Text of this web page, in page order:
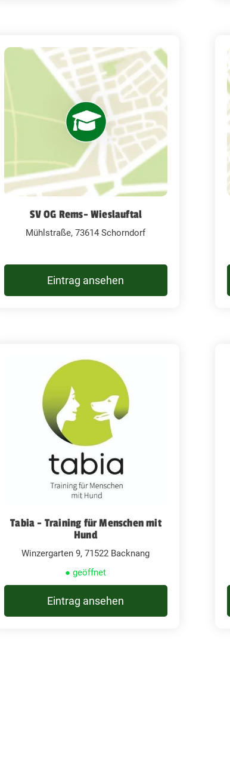
SV OG Rems- Wieslauftal
Mühlstraße, 73614 Schorndorf
Eintrag ansehen
Tabia - Training für Menschen mit
Hund
Winzergarten 9, 71522 Backnang
● geöffnet
Eintrag ansehen